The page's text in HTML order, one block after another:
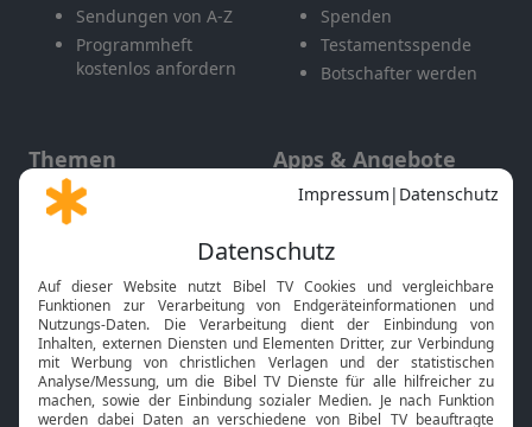
Sendungen von A-Z
Programmheft
kostenlos anfordern
Spenden
Testamentsspende
Botschafter werden
Themen
Gott und Bibel erklärt
Neuigkeiten
Apps & Angebote
Mobile App
Smart TV
HbbTV
Bibelthek Online-Bibel
Nächster Gottesdienst